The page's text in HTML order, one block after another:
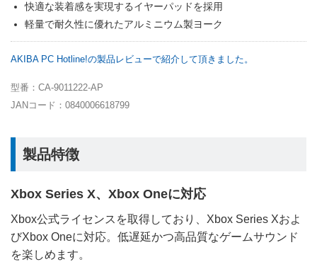
快適な装着感を実現するイヤーパッドを採用
軽量で耐久性に優れたアルミニウム製ヨーク
AKIBA PC Hotline!の製品レビューで紹介して頂きました。
型番：CA-9011222-AP
JANコード：0840006618799
製品特徴
Xbox Series X、Xbox Oneに対応
Xbox公式ライセンスを取得しており、Xbox Series Xおよ
びXbox Oneに対応。低遅延かつ高品質なゲームサウンド
を楽しめます。